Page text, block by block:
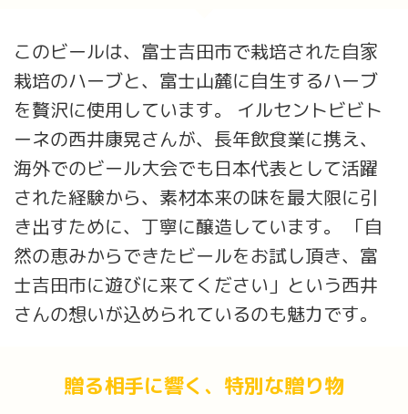
このビールは、富士吉田市で栽培された自家
栽培のハーブと、富士山麓に自生するハーブ
を贅沢に使用しています。 イルセントビビト
ーネの西井康晃さんが、長年飲食業に携え、
海外でのビール大会でも日本代表として活躍
された経験から、素材本来の味を最大限に引
き出すために、丁寧に醸造しています。 「自
然の恵みからできたビールをお試し頂き、富
士吉田市に遊びに来てください」という西井
さんの想いが込められているのも魅力です。
贈る相手に響く、特別な贈り物